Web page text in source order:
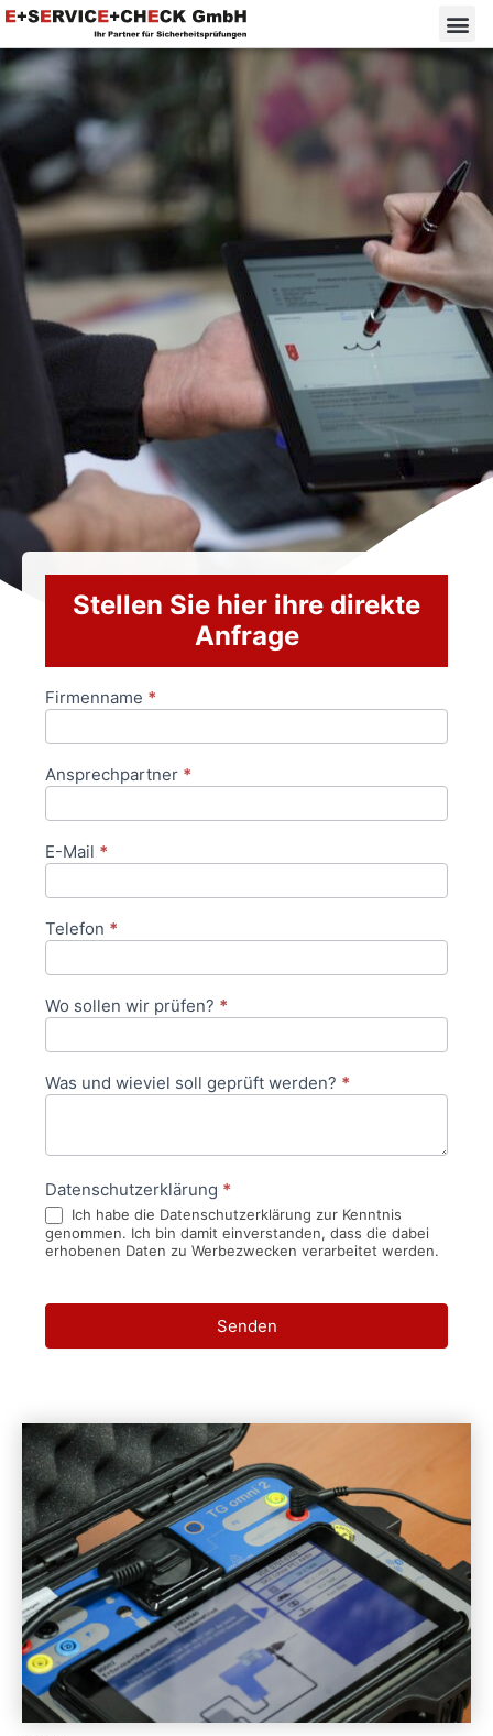
Stellen Sie hier ihre direkte
Anfrage
Anfrageformular
Firmenname *
Ansprechpartner *
E-Mail *
Telefon *
Wo sollen wir prüfen? *
Was und wieviel soll geprüft werden? *
Datenschutzerklärung *
Ich habe die Datenschutzerklärung zur Kenntnis
genommen. Ich bin damit einverstanden, dass die dabei
erhobenen Daten zu Werbezwecken verarbeitet werden.
Senden